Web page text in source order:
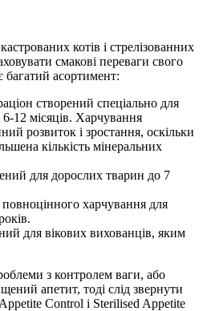
котів і стрелізованних
смакові переваги свого
асортимент:
створений спеціально для
12 місяців. Харчування
розвиток і зростання, оскільки
кількість мінеральних
для дорослих тварин до 7
повноцінного харчування для
для вікових вихованців, яким
з контролем ваги, або
апетит, тоді слід звернути
Control і Sterilised Appetite